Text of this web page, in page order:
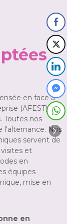
en face à
(AFEST)
Toutes nos
l'alternance. Nos
servent de
et
en
équipes
mise en
en